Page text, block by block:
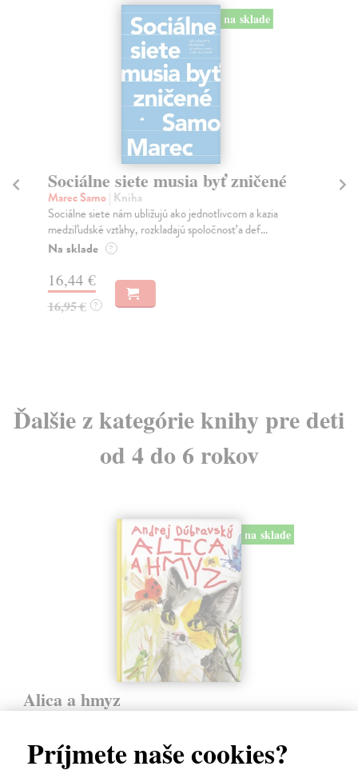
Príjmete naše cookies?
na sklade
Sociálne siete musia byť zničené
Marec Samo| Kniha
Sociálne siete nám ubližujú ako jednotlivcom a kazia
medziľudské vzťahy, rozkladajú spoločnosť a def...
Na sklade ?
16,44 €
16,95 € ?
Ďalšie z kategórie knihy pre deti
od 4 do 6 rokov
na sklade
Alica a hmyz
fascinovaní ríšou hmyzu.